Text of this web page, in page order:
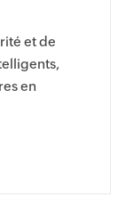
et de
en